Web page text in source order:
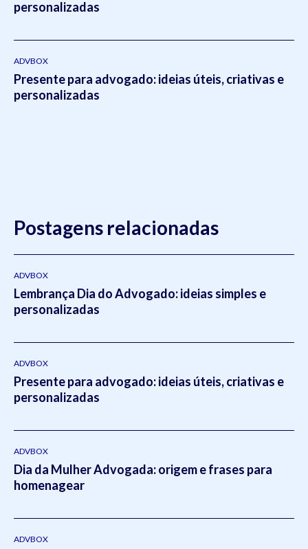
personalizadas
ADVBOX
Presente para advogado: ideias úteis, criativas e
personalizadas
Postagens relacionadas
ADVBOX
Lembrança Dia do Advogado: ideias simples e
personalizadas
ADVBOX
Presente para advogado: ideias úteis, criativas e
personalizadas
ADVBOX
Dia da Mulher Advogada: origem e frases para
homenagear
ADVBOX